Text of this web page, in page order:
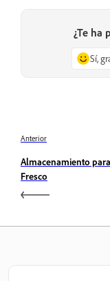
¿Te ha
Sí,
Anterior
Almacenamiento
Fresco